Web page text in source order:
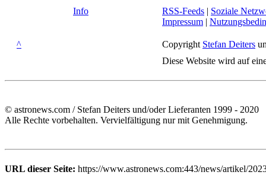
Info
RSS-Feeds | Soziale
Impressum |
^ Copyright Stefan Deiters
Diese Website wird auf
© astronews.com / Stefan Deiters und/oder Lieferanten 1999 - 2020
Alle Rechte vorbehalten. Vervielfältigung nur mit Genehmigung.
URL dieser Seite: https://www.astronews.com:443/news/artikel/